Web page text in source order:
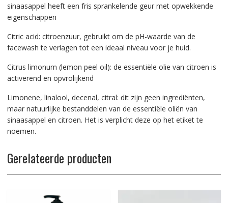
sinaasappel heeft een fris sprankelende geur met opwekkende
eigenschappen
Citric acid: citroenzuur, gebruikt om de pH-waarde van de
facewash te verlagen tot een ideaal niveau voor je huid.
Citrus limonum (lemon peel oil): de essentiële olie van citroen is
activerend en opvrolijkend
Limonene, linalool, decenal, citral: dit zijn geen ingrediënten,
maar natuurlijke bestanddelen van de essentiële oliën van
sinaasappel en citroen. Het is verplicht deze op het etiket te
noemen.
Gerelateerde producten